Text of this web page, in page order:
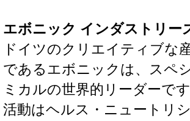
エボニック インダストリー
ドイツのクリエイティブな
であるエボニックは、スペ
ミカルの世界的リーダーで
活動はヘルス・ニュートリ